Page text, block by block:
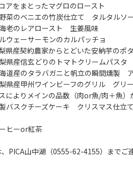
をまとったマグロのロースト
ニエの竹炭仕立て タルタルソ
ロースト 生姜風味
ーモンのカルパッチョ
契約農家からとどいた安納芋のポタ
信玄どりのトマトクリームパスタ
のタラバガニと帆立の瞬間燻製 ア
インビーフのグリル グリーン
インの品数（肉or魚/肉＋魚）が
スクチーズケーキ クリスマス仕立て
ーor紅茶
PICA山中湖（0555-62-4155）までご